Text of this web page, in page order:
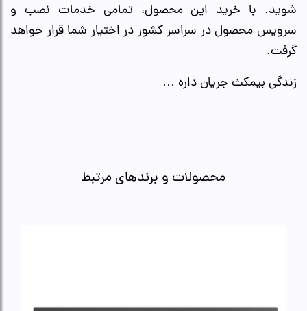
شوید. با خرید این محصول، تمامی خدمات نصب و
سرویس محصول در سراسر کشور در اختیار شما قرار خواهد
گرفت.
زندگی بیمکث جریان داره …
محصولات و برندهای مرتبط